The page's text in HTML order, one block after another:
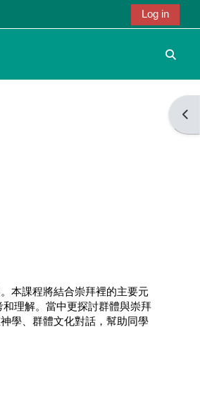
Log in
本課程將結合崇拜裡的主要元
理解。當中更探討群體與崇拜
學、群體文化對話，幫助同學